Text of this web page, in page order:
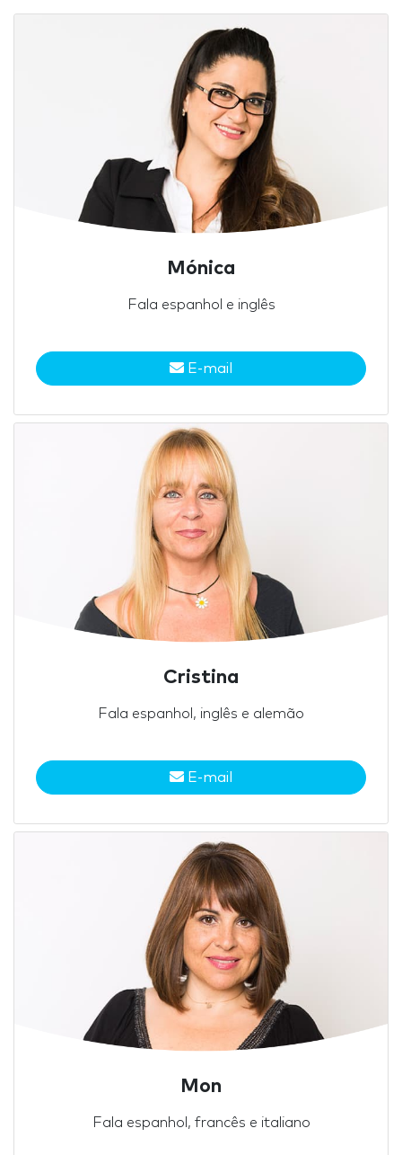
Mónica
Fala espanhol e inglês
E-mail
Cristina
Fala espanhol, inglês e alemão
E-mail
Mon
Fala espanhol, francês e italiano